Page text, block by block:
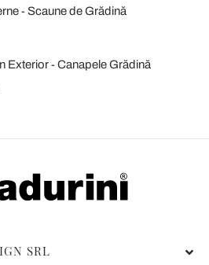
Scaune de Grădină
Exterior
Canapele Grădină
SRL